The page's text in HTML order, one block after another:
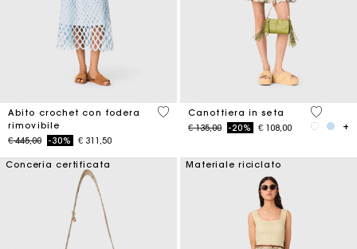
Abito crochet con fodera
rimovibile
Price reduced from
€ 445,00to-30% € 311,50
5 out of 5 Customer Rating
Canottiera in seta
Price reduced from
€ 135,00to-20% € 108,00
5 out of
Conceria certificata Materiale riciclato